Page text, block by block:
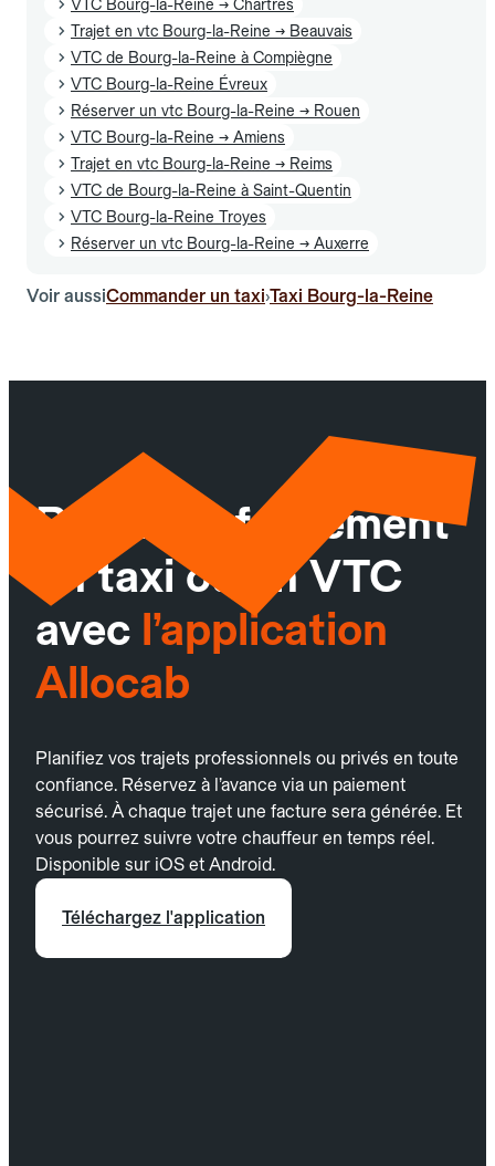
VTC Bourg-la-Reine → Chartres
Trajet en vtc Bourg-la-Reine → Beauvais
VTC de Bourg-la-Reine à Compiègne
VTC Bourg-la-Reine Évreux
Réserver un vtc Bourg-la-Reine → Rouen
VTC Bourg-la-Reine → Amiens
Trajet en vtc Bourg-la-Reine → Reims
VTC de Bourg-la-Reine à Saint-Quentin
VTC Bourg-la-Reine Troyes
Réserver un vtc Bourg-la-Reine → Auxerre
Voir aussiCommander un taxi›Taxi Bourg-la-Reine
Réservez facilement
un taxi ou un VTC
avec l’application
Allocab
Planifiez vos trajets professionnels ou privés en toute
confiance. Réservez à l’avance via un paiement
sécurisé. À chaque trajet une facture sera générée. Et
vous pourrez suivre votre chauffeur en temps réel.
Disponible sur iOS et Android.
Téléchargez l'application